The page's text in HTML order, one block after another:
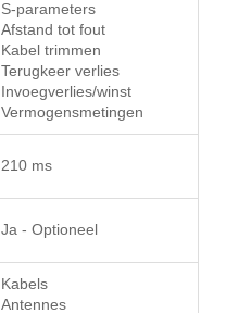
S-parameters
Afstand tot fout
Kabel trimmen
Terugkeer verlies
Invoegverlies/winst
Vermogensmetingen
210 ms
Ja - Optioneel
Kabels
Antennes